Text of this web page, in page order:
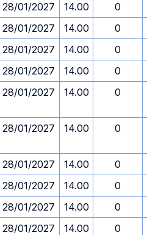
28/01/2027 14.00
0
28/01/2027 14.00
0
28/01/2027 14.00
0
28/01/2027 14.00
0
28/01/2027 14.00 0
28/01/2027 14.00 0
28/01/2027 14.00
0
28/01/2027 14.00
0
28/01/2027 14.00
0
28/01/2027 14.00
0